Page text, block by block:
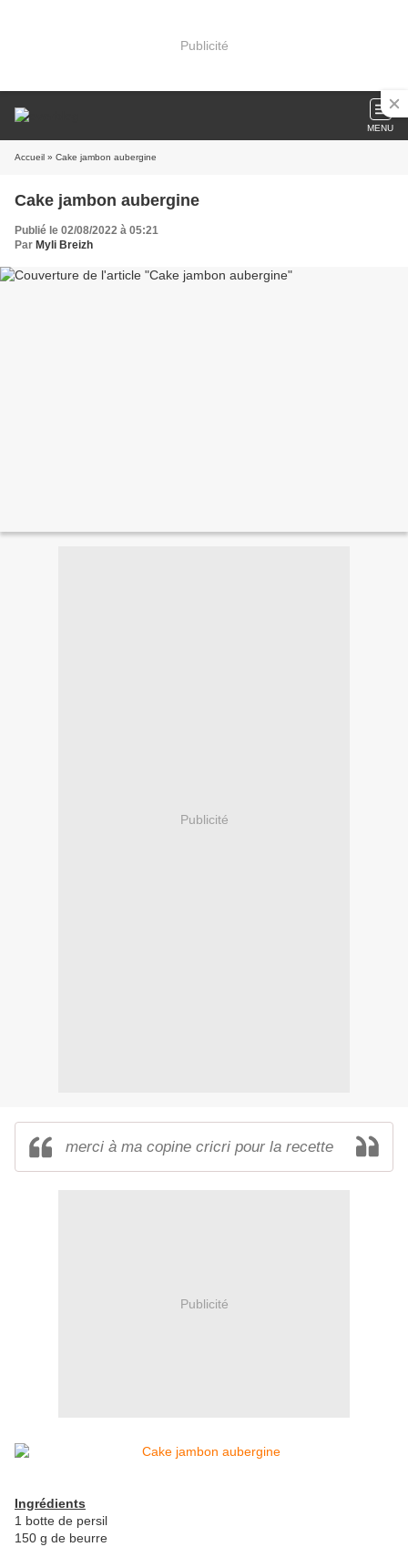
Publicité
MENU
Accueil » Cake jambon aubergine
Cake jambon aubergine
Publié le 02/08/2022 à 05:21
Par Myli Breizh
Publicité
merci à ma copine cricri pour la recette
Publicité
Ingrédients
1 botte de persil
150 g de beurre